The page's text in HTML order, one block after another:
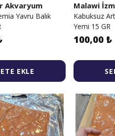
Akvaryum
Yavru Balık
EKLE
Malawi
Kabuksuz
Yemi 15 GR
100,00 ₺